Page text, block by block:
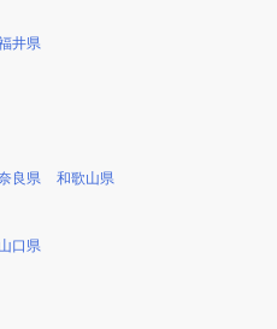
井県
良県 和歌山県
山口県